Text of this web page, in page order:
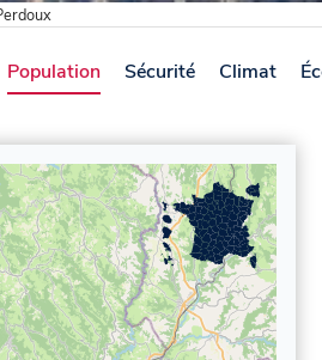
Population Sécurité Climat